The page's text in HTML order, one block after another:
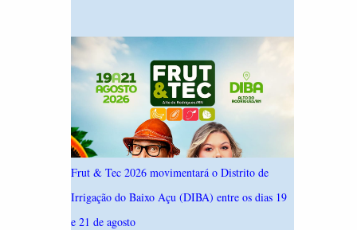
nota, a Polícia Militar manifestou
solidariedade à vítima e aos familiares e
destacou q...
somaram 6,4% e outros 43,8% não
souberam responder. A pesquisa IPSsensus
ouviu 1.500 eleitores em todas as regiões do
Rio Grande do Norte entre os dias 18 e 22 de
junho de 2026. O levantamento possui
margem de erro de 2,5 pontos percentuais e
nível de confiança de 95%. Registro no TSE:
RN-09520/2026
Frut & Tec 2026 movimentará o Distrito de
Irrigação do Baixo Açu (DIBA) entre os dias 19
e 21 de agosto